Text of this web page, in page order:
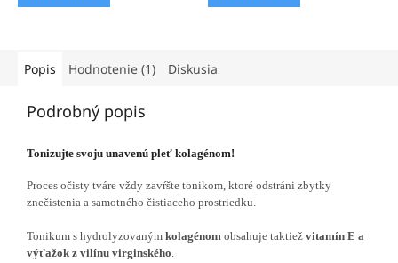
Popis Hodnotenie (1) Diskusia
Podrobný popis
Tonizujte svoju unavenú pleť kolagénom!
Proces očisty tváre vždy zavŕšte tonikom, ktoré odstráni zbytky
znečistenia a samotného čistiaceho prostriedku.
Tonikum s hydrolyzovaným kolagénom obsahuje taktiež vitamín E a
výťažok z vilínu virginského